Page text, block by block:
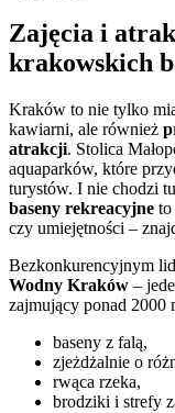
Zajęcia i
krakowskich
Kraków to nie tylko
kawiarni, ale również
atrakcji. Stolica
aquaparków, które
turystów. I nie chodzi
baseny rekreacyjne to
czy umiejętności –
Bezkonkurencyjnym
Wodny Kraków –
zajmujący ponad 2000
baseny z falą,
zjeżdżalnie o
rwąca rzeka,
brodziki i strefy